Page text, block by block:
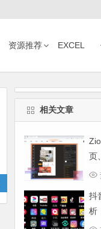
资源推荐 EXCEL
相关文章
页
抖
析
个